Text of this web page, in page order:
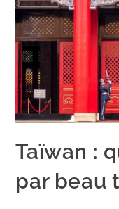
Taïwan :
par beau